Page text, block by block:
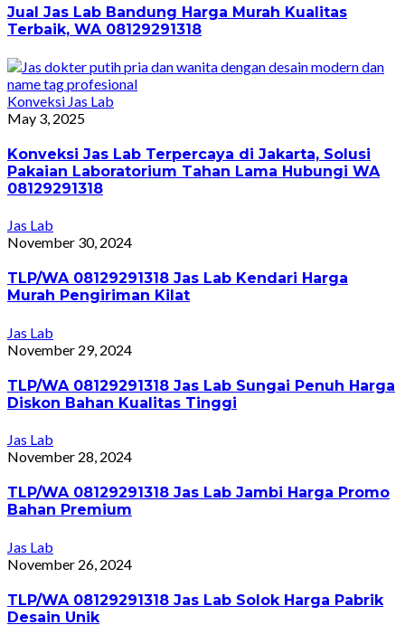
Jual Jas Lab Bandung Harga Murah Kualitas
Terbaik, WA 08129291318
Konveksi Jas Lab
May 3, 2025
Konveksi Jas Lab Terpercaya di Jakarta, Solusi
Pakaian Laboratorium Tahan Lama Hubungi WA
08129291318
Jas Lab
November 30, 2024
TLP/WA 08129291318 Jas Lab Kendari Harga
Murah Pengiriman Kilat
Jas Lab
November 29, 2024
TLP/WA 08129291318 Jas Lab Sungai Penuh Harga
Diskon Bahan Kualitas Tinggi
Jas Lab
November 28, 2024
TLP/WA 08129291318 Jas Lab Jambi Harga Promo
Bahan Premium
Jas Lab
November 26, 2024
TLP/WA 08129291318 Jas Lab Solok Harga Pabrik
Desain Unik